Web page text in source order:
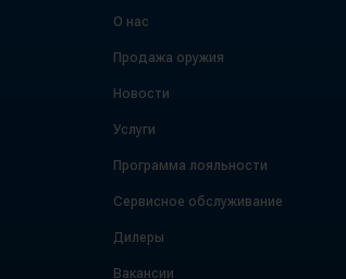
О нас
Продажа оружия
Новости
Услуги
Программа лояльности
Сервисное обслуживание
Дилеры
Вакансии